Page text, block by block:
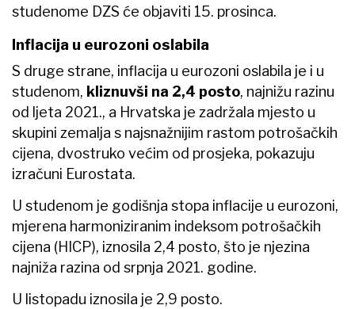
studenome DZS će objaviti 15. prosinca.
Inflacija u eurozoni oslabila
S druge strane, inflacija u eurozoni oslabila je i u
studenom, kliznuvši na 2,4 posto, najnižu razinu
od ljeta 2021., a Hrvatska je zadržala mjesto u
skupini zemalja s najsnažnijim rastom potrošačkih
cijena, dvostruko većim od prosjeka, pokazuju
izračuni Eurostata.
U studenom je godišnja stopa inflacije u eurozoni,
mjerena harmoniziranim indeksom potrošačkih
cijena (HICP), iznosila 2,4 posto, što je njezina
najniža razina od srpnja 2021. godine.
U listopadu iznosila je 2,9 posto.